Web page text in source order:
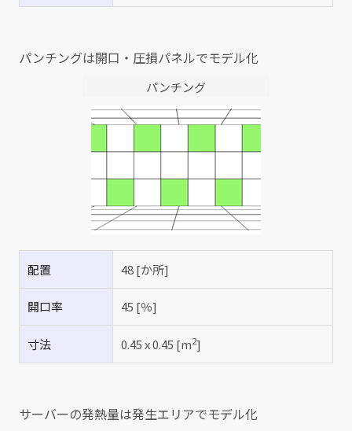
パンチングは開口・圧損パネルでモデル化
パンチング
配置 48 [か所]
開口率 45 [％]
寸法 0.45 x 0.45 [m2]
サーバーの発熱量は発生エリアでモデル化